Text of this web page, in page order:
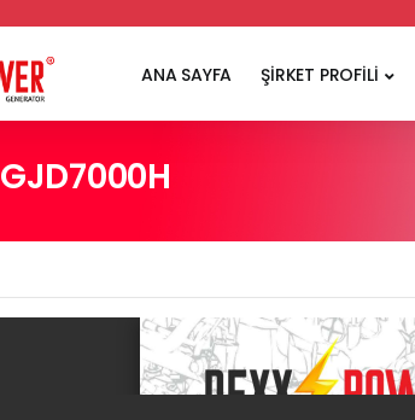
ANA SAYFA ŞİRKET PROFİLİ
GJD7000H